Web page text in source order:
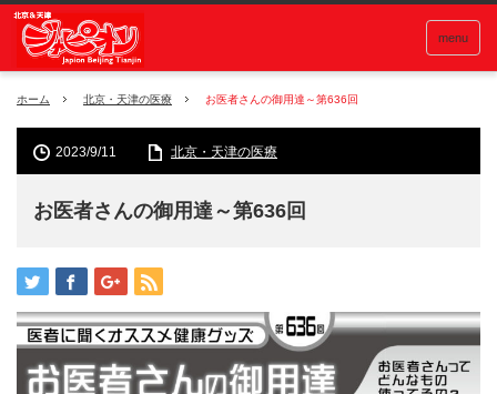
menu
ホーム 北京・天津の医療 お医者さんの御用達～第636回
2023/9/11 北京・天津の医療
お医者さんの御用達～第636回